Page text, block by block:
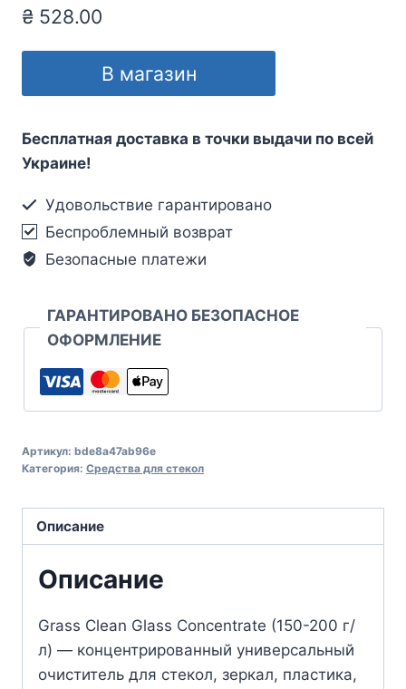
₴ 528.00
В магазин
Бесплатная доставка в точки выдачи по всей
Украине!
Удовольствие гарантировано
Беспроблемный возврат
Безопасные платежи
ГАРАНТИРОВАНО БЕЗОПАСНОЕ
ОФОРМЛЕНИЕ
Артикул: bde8a47ab96e
Категория: Средства для стекол
Описание
Описание
Grass Clean Glass Concentrate (150-200 г/
л) — концентрированный универсальный
очиститель для стекол, зеркал, пластика,